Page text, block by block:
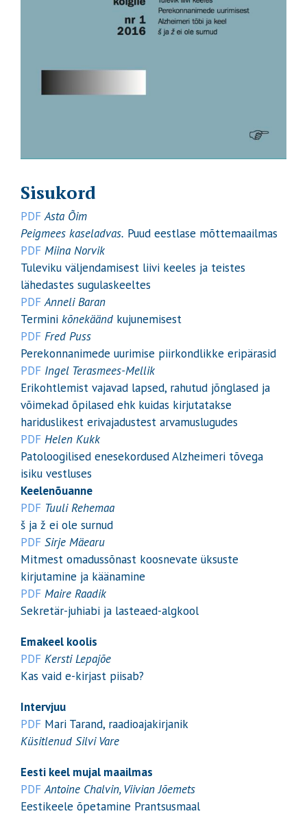
Sisukord
PDF Asta Õim
Peigmees kaseladvas. Puud eestlase mõttemaailmas
PDF Miina Norvik
Tuleviku väljendamisest liivi keeles ja teistes
lähedastes sugulaskeeltes
PDF Anneli Baran
Termini kõnekäänd kujunemisest
PDF Fred Puss
Perekonnanimede uurimise piirkondlikke eripärasid
PDF Ingel Terasmees-Mellik
Erikohtlemist vajavad lapsed, rahutud jõnglased ja
võimekad õpilased ehk kuidas kirjutatakse
hariduslikest erivajadustest arvamuslugudes
PDF Helen Kukk
Patoloogilised enesekordused Alzheimeri tõvega
isiku vestluses
Keelenõuanne
PDF Tuuli Rehemaa
š ja ž ei ole surnud
PDF Sirje Mäearu
Mitmest omadussõnast koosnevate üksuste
kirjutamine ja käänamine
PDF Maire Raadik
Sekretär-juhiabi ja lasteaed-algkool
Emakeel koolis
PDF Kersti Lepajõe
Kas vaid e-kirjast piisab?
Intervjuu
PDF Mari Tarand, raadioajakirjanik
Küsitlenud Silvi Vare
Eesti keel mujal maailmas
PDF Antoine Chalvin, Viivian Jõemets
Eestikeele õpetamine Prantsusmaal